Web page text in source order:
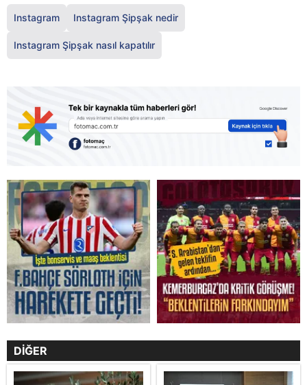
Instagram Instagram Şipşak nedir
Instagram Şipşak nasıl kapatılır
DİĞER